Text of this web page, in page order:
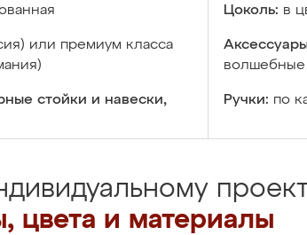
Цоколь: в
или премиум класса
волшебные
стойки и навески,
Ручки: по
цвета и материалы